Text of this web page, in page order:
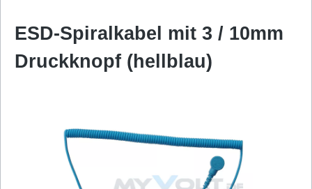
ESD-Spiralkabel mit 3 / 10mm
Druckknopf (hellblau)